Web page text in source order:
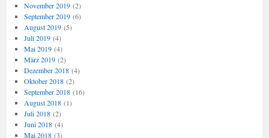
November 2019(2)
September 2019(6)
August 2019(5)
Juli 2019(4)
Mai 2019(4)
März 2019(2)
Dezember 2018(4)
Oktober 2018(2)
September 2018(16)
August 2018(1)
Juli 2018(2)
Juni 2018(4)
Mai 2018(3)